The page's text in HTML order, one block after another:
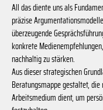
All das diente uns als
präzise
überzeugende
konkrete
nachhaltig zu stärken.
Aus dieser strategischen
Beratungsmappe gestaltet,
Arbeitsmedium dient, um